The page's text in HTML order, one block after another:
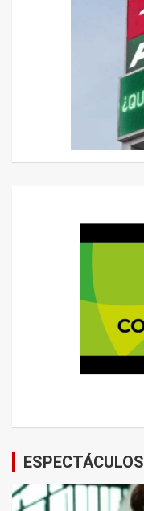
ESPECTÁCULOS